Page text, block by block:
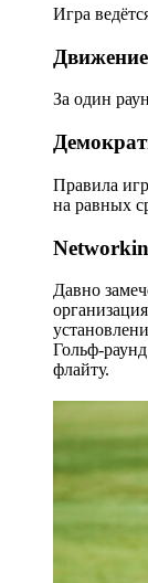
Игра
Движение
За один
Правила
на равных
Давно
Гольф-
флайту.